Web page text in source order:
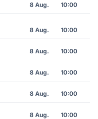
8 Aug. 10:00
8 Aug. 10:00
8 Aug. 10:00
8 Aug. 10:00
8 Aug. 10:00
8 Aug. 10:00